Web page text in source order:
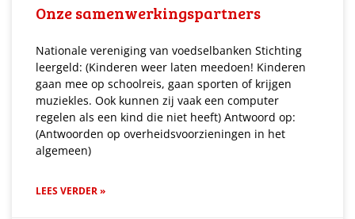
Onze samenwerkingspartners
Nationale vereniging van voedselbanken Stichting
leergeld: (Kinderen weer laten meedoen! Kinderen
gaan mee op schoolreis, gaan sporten of krijgen
muziekles. Ook kunnen zij vaak een computer
regelen als een kind die niet heeft) Antwoord op:
(Antwoorden op overheidsvoorzieningen in het
algemeen)
LEES VERDER »